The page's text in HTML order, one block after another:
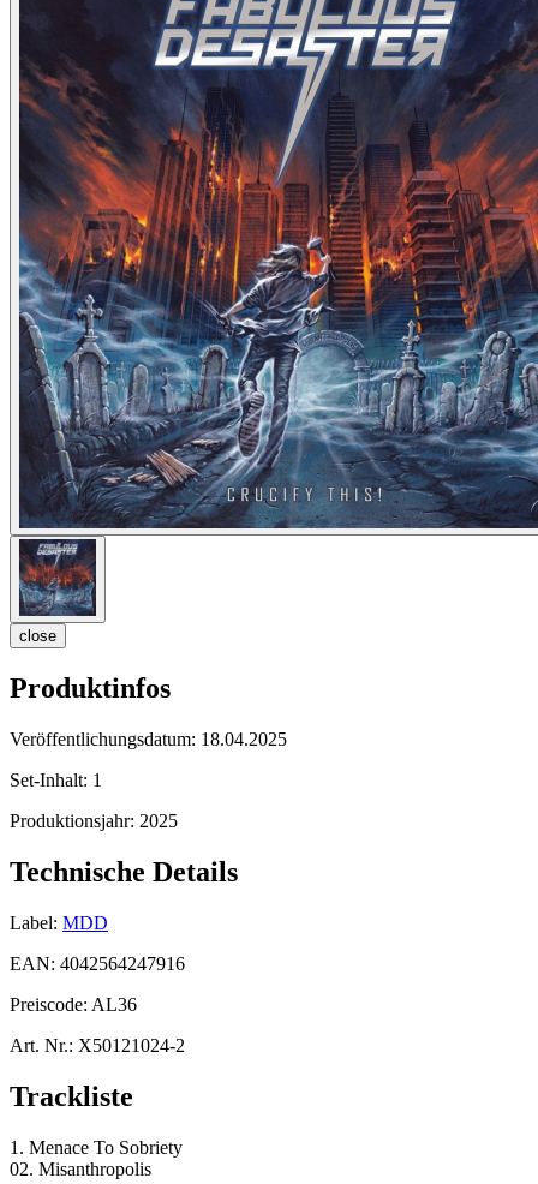
close
Produktinfos
Veröffentlichungsdatum: 18.04.2025
Set-Inhalt: 1
Produktionsjahr: 2025
Technische Details
Label: MDD
EAN: 4042564247916
Preiscode: AL36
Art. Nr.: X50121024-2
Trackliste
1. Menace To Sobriety
02. Misanthropolis